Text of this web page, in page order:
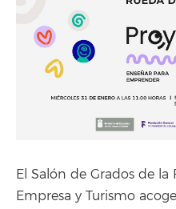
El Salón de Grados de
Empresa y Turismo